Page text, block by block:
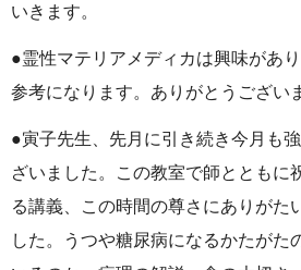
いきます。
●霊性マテリアメディカは興味があ
参考になります。ありがとうござい
●寅子先生、先月に引き続き今月も
ざいました。この教室で師とともに
る講義、この時間の尊さにありがた
した。うつや糖尿病になるかたがた